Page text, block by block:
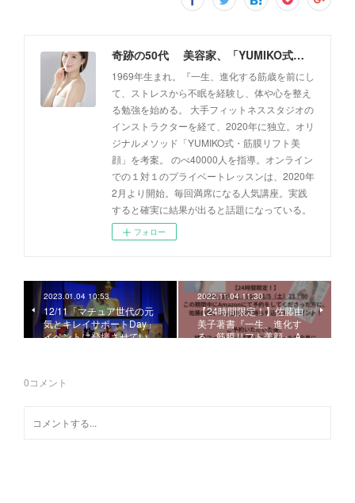
奇跡の50代 美容家、「YUMIKO式・筋膜リフト美顔」創設者 佐藤由美子 公式ホームページ
1969年生まれ。『一生、進化する筋歳を前にし
て、ストレスから不眠を経験し、体や心を整え
る勉強を始める。 大手フィットネススタジオの
インストラクターを経て、2020年に独立。オリ
ジナルメソッド「YUMIKO式・筋膜リフト美
顔」を考案。 のべ40000人を指導。オンライン
での１対１のプライベートレッスンは、2020年
2月より開始。毎回満席になる人気講座。実践
すると確実に結果が出ると話題になっている。
フォロー
2023.01.04 10:53
12/11「マチュア世代の元
気とキレイサポートDay」
イベントに登壇させてい…
2022.11.04 11:30
【24時間限定！】佐藤由
美子著書『一生、進化す
る 筋膜リフト美顔』 A…
0コメント